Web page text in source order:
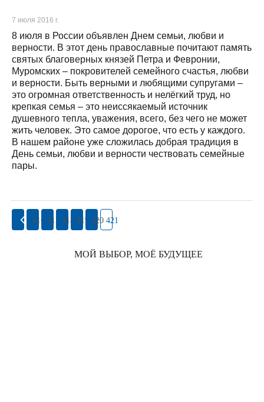
7 июля 2016 г.
8 июля в России объявлен Днем семьи, любви и
верности. В этот день православные почитают память
святых благоверных князей Петра и Февронии,
Муромских – покровителей семейного счастья, любви
и верности. Быть верными и любящими супругами –
это огромная ответственность и нелёгкий труд, но
крепкая семья – это неиссякаемый источник
душевного тепла, уважения, всего, без чего не может
жить человек. Это самое дорогое, что есть у каждого.
В нашем районе уже сложилась добрая традиция в
День семьи, любви и верности чествовать семейные
пары.
416 417 418 419 420 421
МОЙ ВЫБОР, МОЁ БУДУЩЕЕ